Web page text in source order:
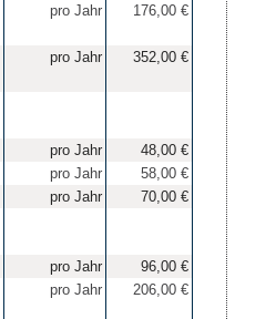
pro Jahr 176,00 €
pro Jahr 352,00 €
pro Jahr
48,00 €
pro Jahr
58,00 €
pro Jahr
70,00 €
pro Jahr
96,00 €
pro Jahr 206,00 €